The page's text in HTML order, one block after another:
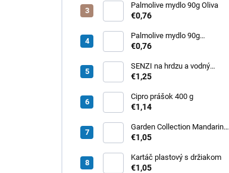
Palmolive mydlo 90g Oliva
€0,76
Palmolive mydlo 90g
Milk&amp;Honey
€0,76
SENZI na hrdzu a vodný
kameň 450 g
€1,25
Cipro prášok 400 g
€1,14
Garden Collection Mandarin
osviežovač vzduchu 300ml
€1,05
Kartáč plastový s držiakom
€1,05